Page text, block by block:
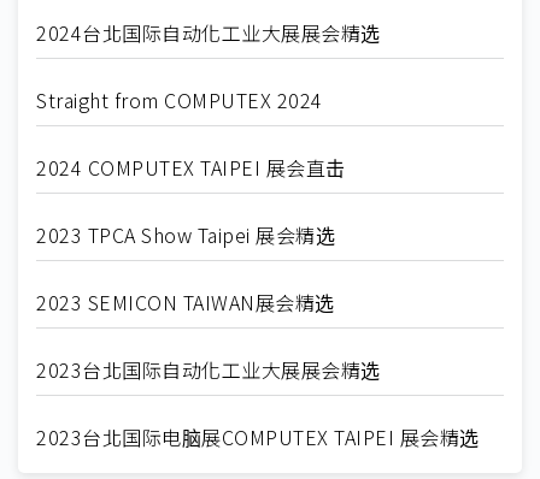
2024台北国际自动化工业大展展会精选
Straight from COMPUTEX 2024
2024 COMPUTEX TAIPEI 展会直击
2023 TPCA Show Taipei 展会精选
2023 SEMICON TAIWAN展会精选
2023台北国际自动化工业大展展会精选
2023台北国际电脑展COMPUTEX TAIPEI 展会精选